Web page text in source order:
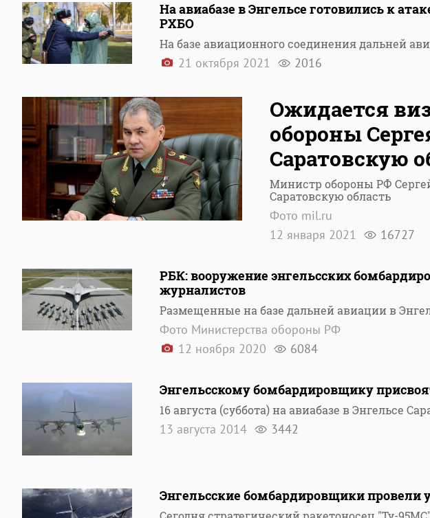
На авиабазе в Энгельсе готовились к
РХБО
На базе авиационного соединения дальней
21 октября 2021 2016
Ожидается
обороны
Саратовскую
Министр обороны РФ
Саратовскую область
Фото mil.ru
12 января 2021
16727
РБК: вооружение энгельсских
журналистов
Размещенные на базе дальней авиации в
Фото Министерства обороны РФ
12 ноября 2020
6084
Энгельсскому бомбардировщику
16 августа (суббота) на авиабазе в Энгельсе
13 августа 2014 3442
Энгельсские бомбардировщики провели